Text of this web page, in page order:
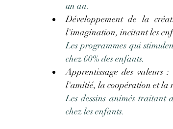
un an.
Développement de la
l'imagination, incitant les
Les programmes qui
chez 60% des enfants.
Apprentissage des valeurs :
l'amitié, la coopération et la
Les dessins animés traitant
chez les enfants.